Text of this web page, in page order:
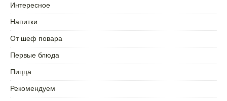
Интересное
Напитки
От шеф повара
Первые блюда
Пицца
Рекомендуем